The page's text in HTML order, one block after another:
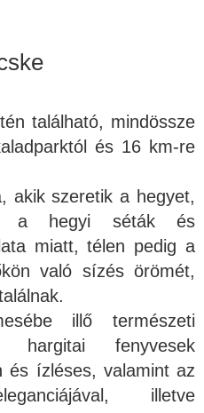
található, mindössze
és 16 km-re
akik szeretik a hegyet,
a hegyi séták és
miatt, télen pedig a
való sízés örömét,
illő természeti
hargitai fenyvesek
és ízléses, valamint az
illetve